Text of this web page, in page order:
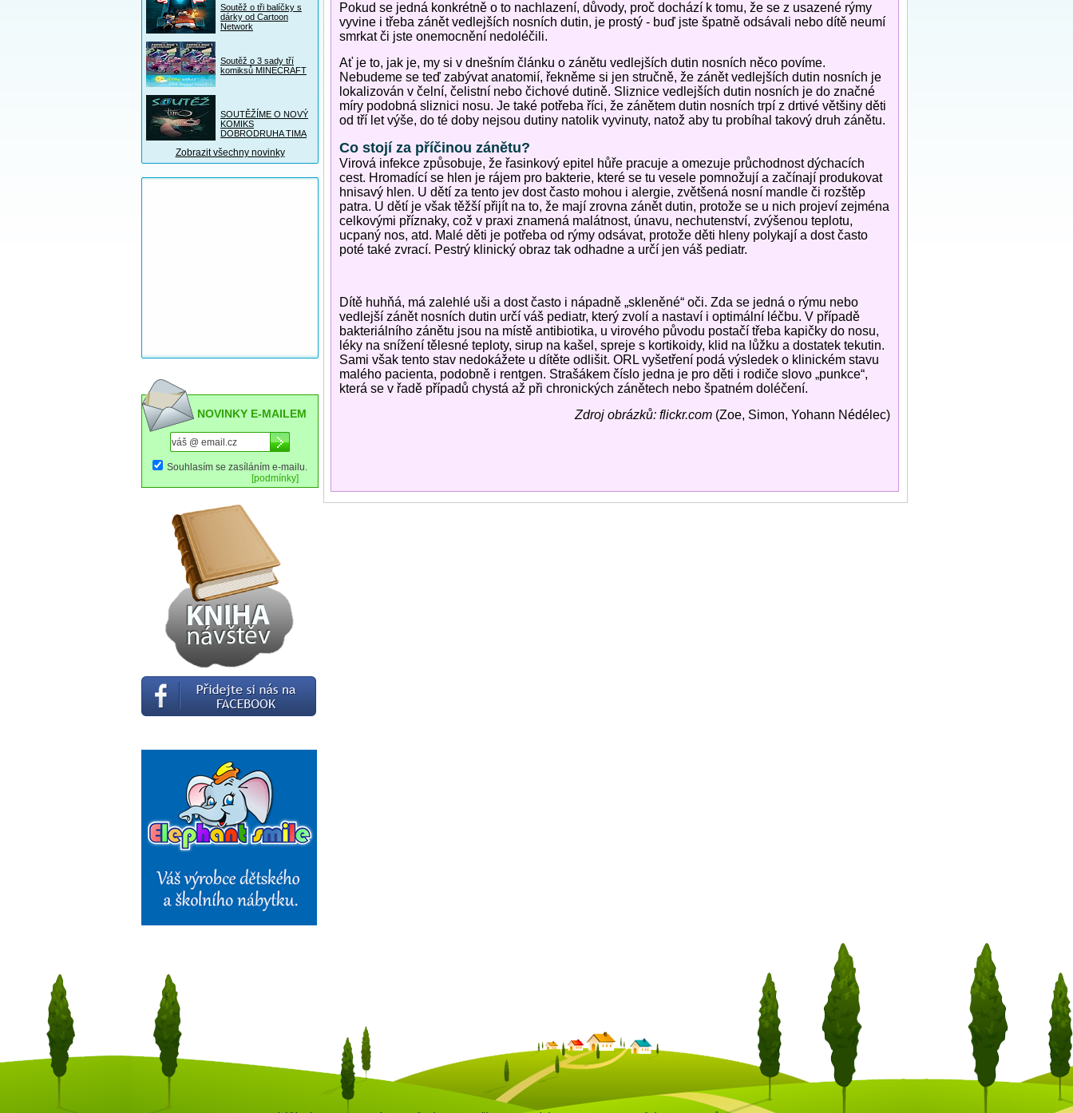
Soutěž o tři balíčky s
dárky od Cartoon
Network
Soutěž o 3 sady tří
komiksů MINECRAFT
SOUTĚŽÍME O NOVÝ
KOMIKS
DOBRODRUHA TIMA
Zobrazit všechny novinky
NOVINKY E-MAILEM
Souhlasím se zasíláním e-mailu.
[podmínky]
Pokud se jedná konkrétně o to nachlazení, důvody, proč dochází k tomu, že se z usazené rýmy
vyvine i třeba zánět vedlejších nosních dutin, je prostý - buď jste špatně odsávali nebo dítě neumí
smrkat či jste onemocnění nedoléčili.
Ať je to, jak je, my si v dnešním článku o zánětu vedlejších dutin nosních něco povíme.
Nebudeme se teď zabývat anatomií, řekněme si jen stručně, že zánět vedlejších dutin nosních je
lokalizován v čelní, čelistní nebo čichové dutině. Sliznice vedlejších dutin nosních je do značné
míry podobná sliznici nosu. Je také potřeba říci, že zánětem dutin nosních trpí z drtivé většiny děti
od tří let výše, do té doby nejsou dutiny natolik vyvinuty, natož aby tu probíhal takový druh zánětu.
Co stojí za příčinou zánětu?
Virová infekce způsobuje, že řasinkový epitel hůře pracuje a omezuje průchodnost dýchacích
cest. Hromadící se hlen je rájem pro bakterie, které se tu vesele pomnožují a začínají produkovat
hnisavý hlen. U dětí za tento jev dost často mohou i alergie, zvětšená nosní mandle či rozštěp
patra. U dětí je však těžší přijít na to, že mají zrovna zánět dutin, protože se u nich projeví zejména
celkovými příznaky, což v praxi znamená malátnost, únavu, nechutenství, zvýšenou teplotu,
ucpaný nos, atd. Malé děti je potřeba od rýmy odsávat, protože děti hleny polykají a dost často
poté také zvrací. Pestrý klinický obraz tak odhadne a určí jen váš pediatr.
Dítě huhňá, má zalehlé uši a dost často i nápadně „skleněné“ oči. Zda se jedná o rýmu nebo
vedlejší zánět nosních dutin určí váš pediatr, který zvolí a nastaví i optimální léčbu. V případě
bakteriálního zánětu jsou na místě antibiotika, u virového původu postačí třeba kapičky do nosu,
léky na snížení tělesné teploty, sirup na kašel, spreje s kortikoidy, klid na lůžku a dostatek tekutin.
Sami však tento stav nedokážete u dítěte odlišit. ORL vyšetření podá výsledek o klinickém stavu
malého pacienta, podobně i rentgen. Strašákem číslo jedna je pro děti i rodiče slovo „punkce“,
která se v řadě případů chystá až při chronických zánětech nebo špatném doléčení.
Zdroj obrázků: flickr.com (Zoe, Simon, Yohann Nédélec)